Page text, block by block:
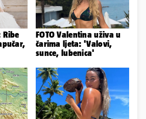
Ribe
FOTO Valentina uživa u
čarima ljeta: 'Valovi,
sunce, lubenica'